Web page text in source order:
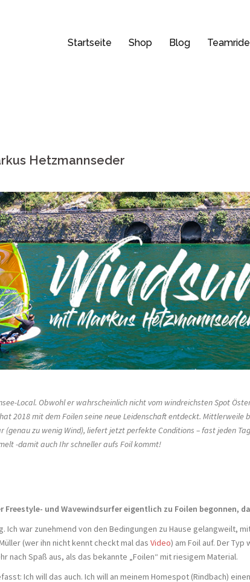
Startseite Shop Blog
Hetzmannseder
Local. Obwohl er wahrscheinlich nicht vom windreichsten Spot
2018 mit dem Foilen seine neue Leidenschaft entdeckt.
zu wenig Wind), liefert jetzt perfekte Conditions – fast jeden
-damit auch Ihr schneller aufs Foil kommt!
und Wavewindsurfer eigentlich zu Foilen begonnen,
Ich war zunehmend von den Bedingungen zu Hause gelangweilt,
(wer ihn nicht kennt checkt mal das Video) am Foil auf. Der
nach Spaß aus, als das bekannte „Foilen“ mit riesigem Material.
Ich will das auch. Ich will an meinem Homespot (Rindbach)